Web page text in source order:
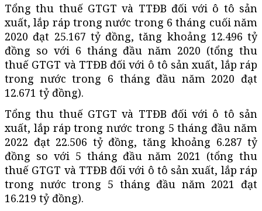
Tổng thu thuế GTGT và TTĐB đối với ô tô sản
xuất, lắp ráp trong nước trong 6 tháng cuối năm
2020 đạt 25.167 tỷ đồng, tăng khoảng 12.496 tỷ
đồng so với 6 tháng đầu năm 2020 (tổng thu
thuế GTGT và TTĐB đối với ô tô sản xuất, lắp ráp
trong nước trong 6 tháng đầu năm 2020 đạt
12.671 tỷ đồng).
Tổng thu thuế GTGT và TTĐB đối với ô tô sản
xuất, lắp ráp trong nước trong 5 tháng đầu năm
2022 đạt 22.506 tỷ đồng, tăng khoảng 6.287 tỷ
đồng so với 5 tháng đầu năm 2021 (tổng thu
thuế GTGT và TTĐB đối với ô tô sản xuất, lắp ráp
trong nước trong 5 tháng đầu năm 2021 đạt
16.219 tỷ đồng).